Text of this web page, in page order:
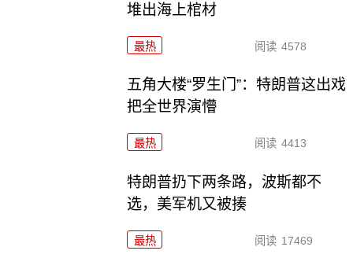
堆出海上棺材
最热 阅读 4578
五角大楼“罗生门”：特朗普这出戏
把全世界演懵
最热 阅读 4413
特朗普扔下两条路，波斯都不
选，美军机又被揍
最热 阅读 17469